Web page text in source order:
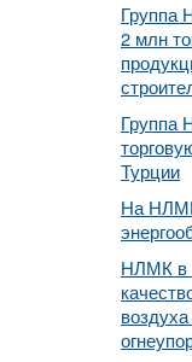
Группа
2 млн
Группа
Турции
На
НЛМК в